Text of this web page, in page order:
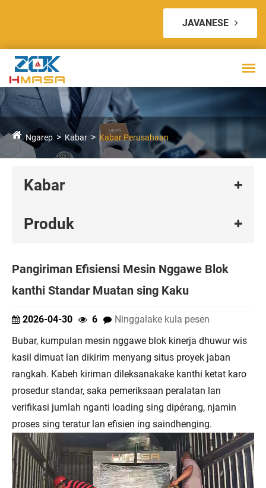
JAVANESE
Ngarep Kabar Kabar Perusahaan
Kabar
Produk
Pangiriman Efisiensi Mesin Nggawe Blok
kanthi Standar Muatan sing Kaku
2026-04-30 6
Ninggalake kula pesen
Bubar, kumpulan mesin nggawe blok kinerja dhuwur wis
kasil dimuat lan dikirim menyang situs proyek jaban
rangkah. Kabeh kiriman dileksanakake kanthi ketat karo
prosedur standar, saka pemeriksaan peralatan lan
verifikasi jumlah nganti loading sing dipérang, njamin
proses sing teratur lan efisien ing saindhenging.